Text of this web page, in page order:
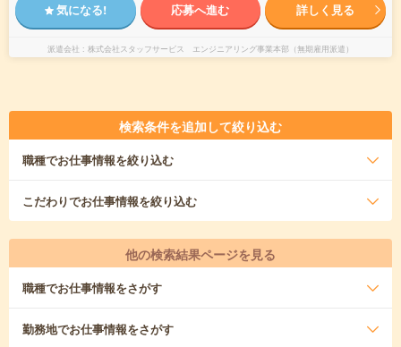
気になる! 応募へ進む 詳しく見る
派遣会社 株式会社スタッフサービス エンジニアリング事業本部（無期雇用派遣）
検索条件を追加して絞り込む
職種でお仕事情報を絞り込む
こだわりでお仕事情報を絞り込む
他の検索結果ページを見る
職種でお仕事情報をさがす
勤務地でお仕事情報をさがす